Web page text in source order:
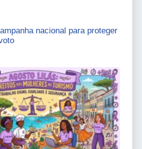
nacional para proteger